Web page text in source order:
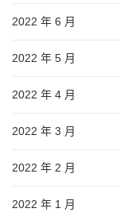
2022 年 6 月
2022 年 5 月
2022 年 4 月
2022 年 3 月
2022 年 2 月
2022 年 1 月